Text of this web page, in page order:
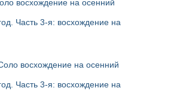
восхождение на осенний
Часть 3-я: восхождение на
восхождение на осенний
Часть 3-я: восхождение на